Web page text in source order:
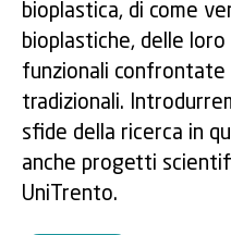
bioplastica, di come
bioplastiche, delle
funzionali confrontate
tradizionali.
sfide della ricerca in
anche progetti
UniTrento.